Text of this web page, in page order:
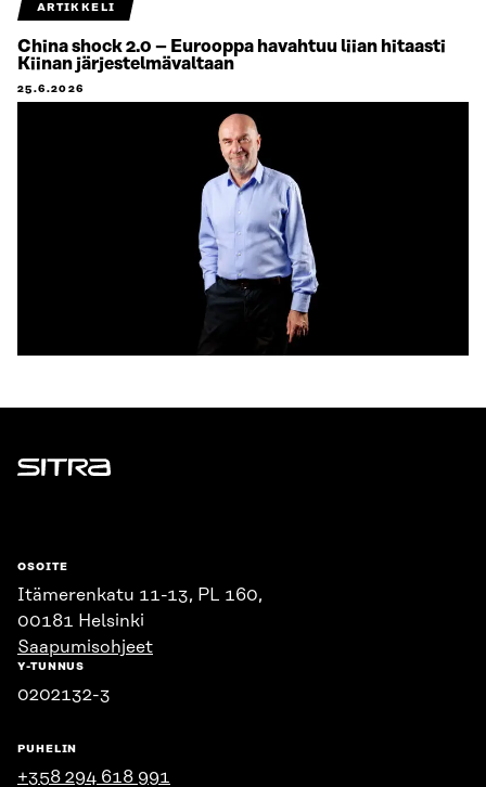
ARTIKKELI
China shock 2.0 – Eurooppa havahtuu liian hitaasti
Kiinan järjestelmävaltaan
25.6.2026
Sitra
OSOITE
Itämerenkatu 11-13, PL 160,
00181 Helsinki
Saapumisohjeet
Y-TUNNUS
0202132-3
PUHELIN
+358 294 618 991